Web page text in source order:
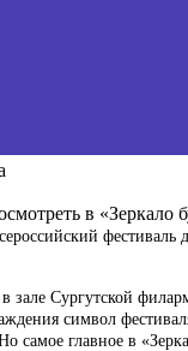
в «Зеркало
фестиваль
зале Сургутской
символ
самое главное в